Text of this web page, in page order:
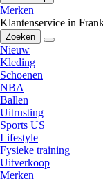
Merken
Klantenservice in
Zoeken
Nieuw
Kleding
Schoenen
NBA
Ballen
Uitrusting
Sports US
Lifestyle
Fysieke training
Uitverkoop
Merken